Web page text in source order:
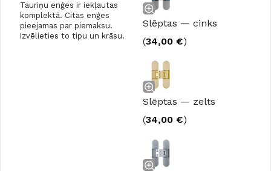
Tauriņu enģes ir iekļautas
komplektā. Citas enģes
pieejamas par piemaksu.
Izvēlieties to tipu un krāsu.
Slēptas — cinks
(34,00 €)
Slēptas — zelts
(34,00 €)